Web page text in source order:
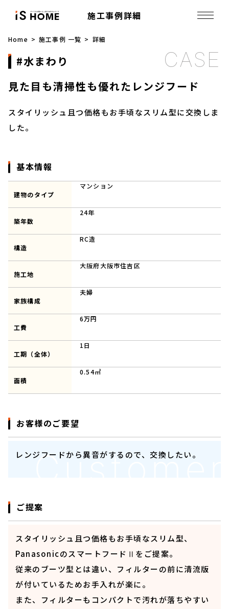
施工事例詳細
Home 施工事例 一覧 詳細
水まわり
見た目も清掃性も優れたレンジフード
スタイリッシュ且つ価格もお手頃なスリム型に交換しま
した。
基本情報
建物のタイプ
マンション
築年数
24年
構造
RC造
施工地
大阪府大阪市住吉区
家族構成
夫婦
工費
6万円
工期（全体）
1日
面積
0.54㎡
お客様のご要望
レンジフードから異音がするので、交換したい。
ご提案
スタイリッシュ且つ価格もお手頃なスリム型、
PanasonicのスマートフードⅡをご提案。
従来のブーツ型とは違い、フィルターの前に清流版
が付いているためお手入れが楽に。
また、フィルターもコンパクトで汚れが落ちやすい